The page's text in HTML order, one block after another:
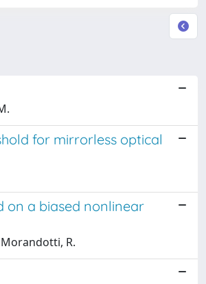
for mirrorless optical
on a biased nonlinear
Morandotti, R.